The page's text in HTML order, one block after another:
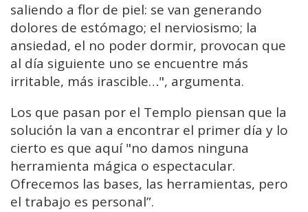
saliendo a flor de piel: se van generando
dolores de estómago; el nerviosismo; la
ansiedad, el no poder dormir, provocan que
al día siguiente uno se encuentre más
irritable, más irascible…", argumenta.
Los que pasan por el Templo piensan que la
solución la van a encontrar el primer día y lo
cierto es que aquí "no damos ninguna
herramienta mágica o espectacular.
Ofrecemos las bases, las herramientas, pero
el trabajo es personal”.